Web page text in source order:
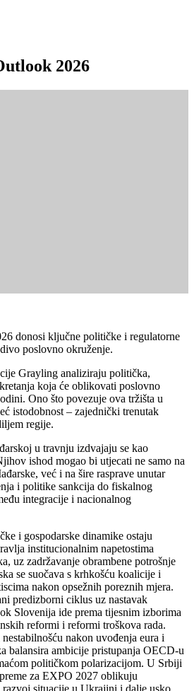
2026
donosi ključne političke i regulatorne
poslovno okruženje.
Grayling analiziraju politička,
koja će oblikovati poslovno
Ono što povezuje ova tržišta u
istodobnost – zajednički trenutak
regije.
u travnju izdvajaju se kao
ishod mogao bi utjecati ne samo na
već i na šire rasprave unutar
i politike sankcija do fiskalnog
integracije i nacionalnog
i gospodarske dinamike ostaju
institucionalnim napetostima
uz zadržavanje obrambene potrošnje
se suočava s krhkošću koalicije i
nakon opsežnih poreznih mjera.
predizborni ciklus uz nastavak
Slovenija ide prema tijesnim izborima
reformi i reformi troškova rada.
nakon uvođenja eura i
balansira ambicije pristupanja OECD-u
političkom polarizacijom. U Srbiji
za EXPO 2027 oblikuju
situacije u Ukrajini i dalje usko